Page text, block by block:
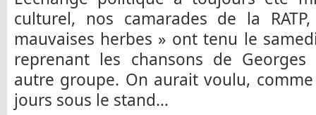
culturel, nos camarades de la
mauvaises herbes » ont tenu le
reprenant les chansons de Georges
autre groupe. On aurait voulu,
jours sous le stand…